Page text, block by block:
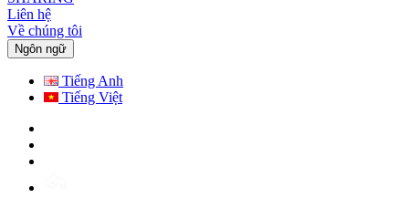
Liên hệ
Về chúng tôi
Ngôn ngữ
Tiếng Anh
Tiếng Việt